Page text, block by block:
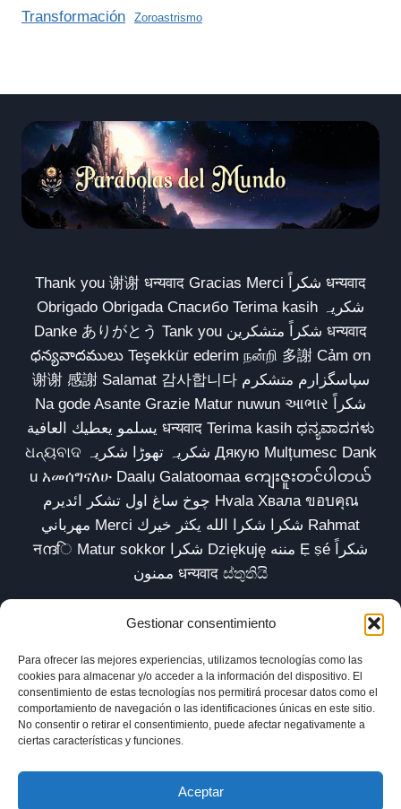
Gestionar consentimiento
Para ofrecer las mejores experiencias, utilizamos tecnologías como las
cookies para almacenar y/o acceder a la información del dispositivo. El
consentimiento de estas tecnologías nos permitirá procesar datos como el
comportamiento de navegación o las identificaciones únicas en este sitio.
No consentir o retirar el consentimiento, puede afectar negativamente a
ciertas características y funciones.
Aceptar
Transformación Zoroastrismo
Thank you 谢谢 धन्यवाद Gracias Merci شكراً धन्यवाद
Obrigado Obrigada Спасибо Terima kasih شکریہ
Danke ありがとう Tank you شكراً متشكرين धन्यवाद
ధన్యవాదములు Teşekkür ederim நன்றி 多謝 Cảm ơn
谢谢 感謝 Salamat 감사합니다 سپاسگزارم متشکرم
Na gode Asante Grazie Matur nuwun આભાર شكراً
يسلمو يعطيك العافية धन्यवाद Terima kasih ಧನ್ಯವಾದಗಳು
ଧନ୍ୟବାଦ شکریہ تھوڑا شکریہ Дякую Mulțumesc Dank
u አመሰግናለሁ Daalụ Galatoomaa ကျေးဇူးတင်ပါတယ်
چوخ ساغ اول تشکر ائدیرم Hvala Хвала ขอบคุณ
مهرباني Merci شكرا شكرا الله يكثر خيرك Rahmat
नന്ദि Matur sokkor شكرا Dziękuję مننه Ẹ ṣé شكراً
ممنون धन्यवाद ස්තුතියි
Inicio Biblioteca Parábolas TV
Comunidad
Esencia
Blog
Política de privacidad
Aviso legal
Política de cookies (UE)